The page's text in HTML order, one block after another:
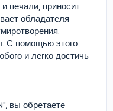
печали, приносит
обладателя
С помощью этого
и легко достичь
вы обретаете